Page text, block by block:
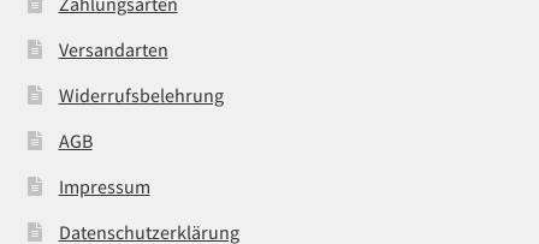
Versandarten
Widerrufsbelehrung
AGB
Impressum
Datenschutzerklärung